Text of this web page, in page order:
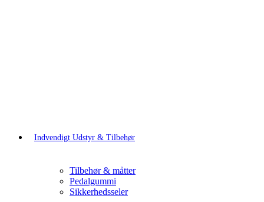
Indvendigt Udstyr & Tilbehør
Tilbehør & måtter
Pedalgummi
Sikkerhedsseler